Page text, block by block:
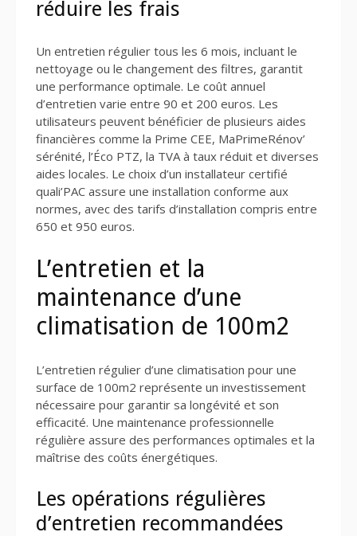
réduire les frais
Un entretien régulier tous les 6 mois, incluant le
nettoyage ou le changement des filtres, garantit
une performance optimale. Le coût annuel
d’entretien varie entre 90 et 200 euros. Les
utilisateurs peuvent bénéficier de plusieurs aides
financières comme la Prime CEE, MaPrimeRénov’
sérénité, l’Éco PTZ, la TVA à taux réduit et diverses
aides locales. Le choix d’un installateur certifié
quali’PAC assure une installation conforme aux
normes, avec des tarifs d’installation compris entre
650 et 950 euros.
L’entretien et la
maintenance d’une
climatisation de 100m2
L’entretien régulier d’une climatisation pour une
surface de 100m2 représente un investissement
nécessaire pour garantir sa longévité et son
efficacité. Une maintenance professionnelle
régulière assure des performances optimales et la
maîtrise des coûts énergétiques.
Les opérations régulières
d’entretien recommandées